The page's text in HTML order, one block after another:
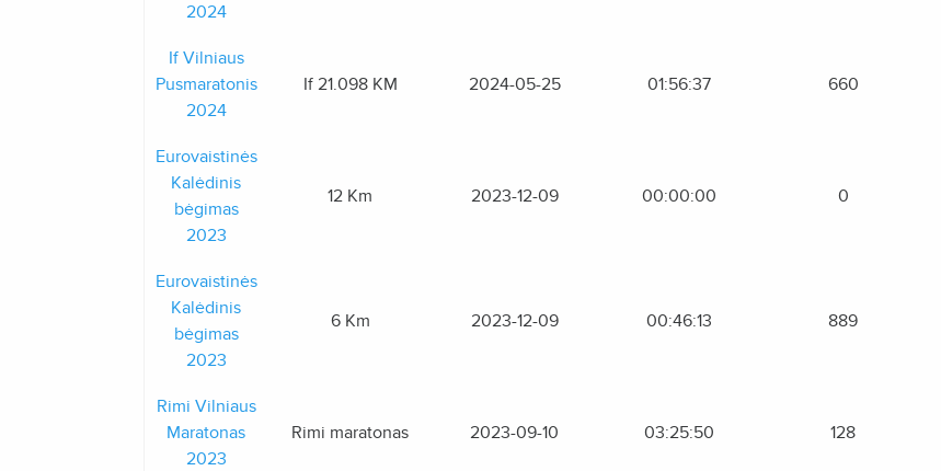
2024
If Vilniaus
Pusmaratonis
2024
If 21.098 KM 2024-05-25 01:56:37 660
Eurovaistinės
Kalėdinis
bėgimas
2023
12 Km 2023-12-09 00:00:00 0
Eurovaistinės
Kalėdinis
bėgimas
2023
6 Km 2023-12-09 00:46:13 889
Rimi Vilniaus
Maratonas
2023
Rimi maratonas 2023-09-10 03:25:50 128